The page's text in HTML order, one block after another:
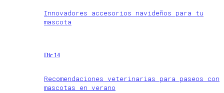
Innovadores accesorios navideños para tu
mascota
Dic 14
Recomendaciones veterinarias para paseos con
mascotas en verano